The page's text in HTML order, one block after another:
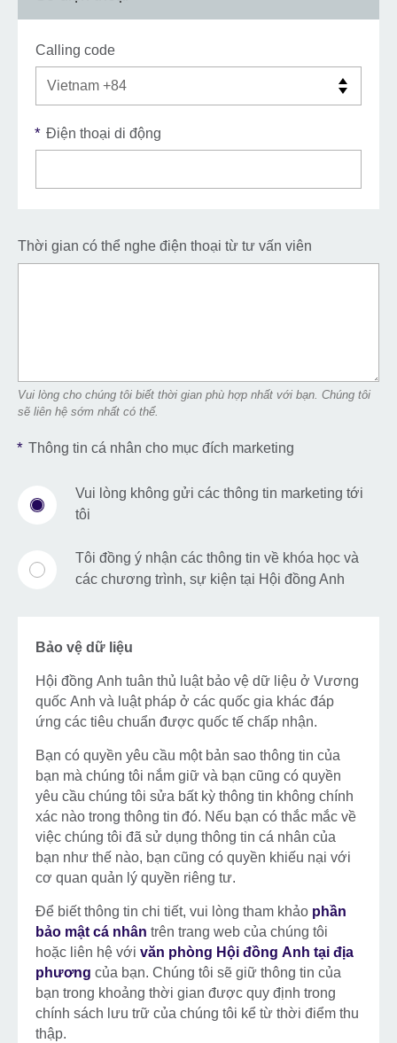
Calling code
* Điện thoại di động
Thời gian có thể nghe điện thoại từ tư vấn viên
Vui lòng cho chúng tôi biết thời gian phù hợp nhất với bạn. Chúng tôi
sẽ liên hệ sớm nhất có thể.
* Thông tin cá nhân cho mục đích marketing
Vui lòng không gửi các thông tin marketing tới
tôi
Tôi đồng ý nhận các thông tin về khóa học và
các chương trình, sự kiện tại Hội đồng Anh
Bảo vệ dữ liệu
Hội đồng Anh tuân thủ luật bảo vệ dữ liệu ở Vương
quốc Anh và luật pháp ở các quốc gia khác đáp
ứng các tiêu chuẩn được quốc tế chấp nhận.
Bạn có quyền yêu cầu một bản sao thông tin của
bạn mà chúng tôi nắm giữ và bạn cũng có quyền
yêu cầu chúng tôi sửa bất kỳ thông tin không chính
xác nào trong thông tin đó. Nếu bạn có thắc mắc về
việc chúng tôi đã sử dụng thông tin cá nhân của
bạn như thế nào, bạn cũng có quyền khiếu nại với
cơ quan quản lý quyền riêng tư.
Để biết thông tin chi tiết, vui lòng tham khảo phần
bảo mật cá nhân trên trang web của chúng tôi
hoặc liên hệ với văn phòng Hội đồng Anh tại địa
phương của bạn. Chúng tôi sẽ giữ thông tin của
bạn trong khoảng thời gian được quy định trong
chính sách lưu trữ của chúng tôi kể từ thời điểm thu
thập.